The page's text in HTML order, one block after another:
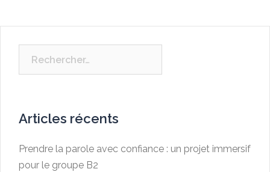
Articles récents
Prendre la parole avec confiance : un projet immersif
pour le groupe B2